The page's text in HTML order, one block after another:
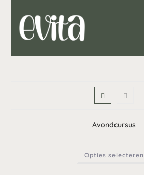
Avondcursus
Opties selecteren